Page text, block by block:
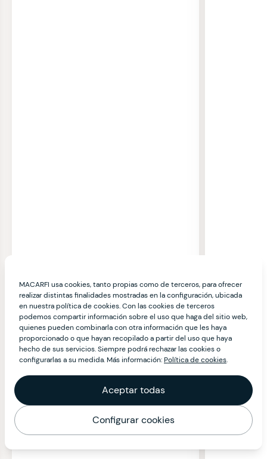
MACARFI usa cookies, tanto propias como de terceros, para ofrecer
realizar distintas finalidades mostradas en la configuración, ubicada
en nuestra política de cookies. Con las cookies de terceros
podemos compartir información sobre el uso que haga del sitio web,
quienes pueden combinarla con otra información que les haya
proporcionado o que hayan recopilado a partir del uso que haya
hecho de sus servicios. Siempre podrá rechazar las cookies o
configurarlas a su medida. Más información:Política de cookies.
Aceptar todas
Configurar cookies